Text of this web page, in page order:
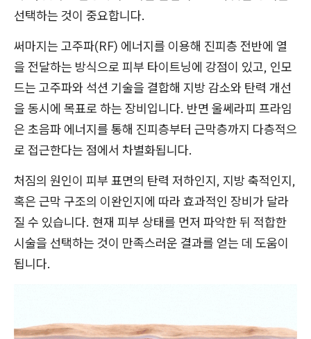
선택하는 것이 중요합니다.
써마지는 고주파(RF) 에너지를 이용해 진피층 전반에 열
을 전달하는 방식으로 피부 타이트닝에 강점이 있고, 인모
드는 고주파와 석션 기술을 결합해 지방 감소와 탄력 개선
을 동시에 목표로 하는 장비입니다. 반면 울쎄라피 프라임
은 초음파 에너지를 통해 진피층부터 근막층까지 다층적으
로 접근한다는 점에서 차별화됩니다.
처짐의 원인이 피부 표면의 탄력 저하인지, 지방 축적인지,
혹은 근막 구조의 이완인지에 따라 효과적인 장비가 달라
질 수 있습니다. 현재 피부 상태를 먼저 파악한 뒤 적합한
시술을 선택하는 것이 만족스러운 결과를 얻는 데 도움이
됩니다.